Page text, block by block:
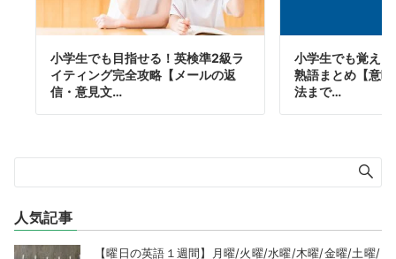
小学生でも目指せる！英検準2級ラ
イティング完全攻略【メールの返
信・意見文…
小学生でも覚え
熟語まとめ【意
法まで…
人気記事
【曜日の英語１週間】月曜/火曜/水曜/木曜/金曜/土曜/